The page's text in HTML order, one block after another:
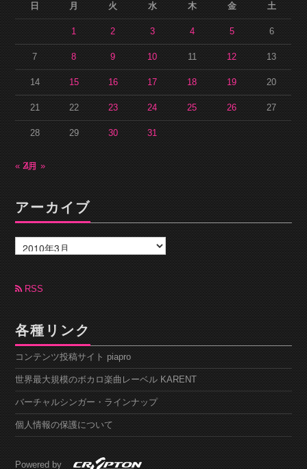
日
月 火 水 木 金 土
1 2 3 4 5 6
7 8 9 10 11 12 13
14 15 16 17 18 19 20
21 22 23 24 25 26 27
28 29 30 31
« 2月4月 »
アーカイブ
ー
カ
ブ RSS
各種リンク
コンテンツ投稿サイト piapro
世界最大規模のボカロ楽曲レーベル KARENT
バーチャルシンガー・ラインナップ
個人情報の保護について
Powered by